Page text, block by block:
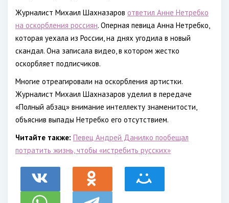
Журналист Михаил Шахназаров ответил Анне Нетребко
на оскорбления россиян. Оперная певица Анна Нетребко,
которая уехала из России, на днях угодила в новый
скандал. Она записала видео, в котором жестко
оскорбляет подписчиков.
Многие отреагировали на оскорбления артистки.
Журналист Михаил Шахназаров уделил в передаче
«Полный абзац» внимание интеллекту знаменитости,
объяснив выпады Нетребко его отсутствием.
Читайте также: Певец Андрей Данилко пообещал
потратить жизнь, чтобы «истребить русских»